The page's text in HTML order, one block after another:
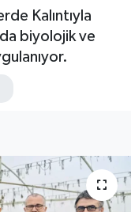
Kalıntıyla
biyolojik ve